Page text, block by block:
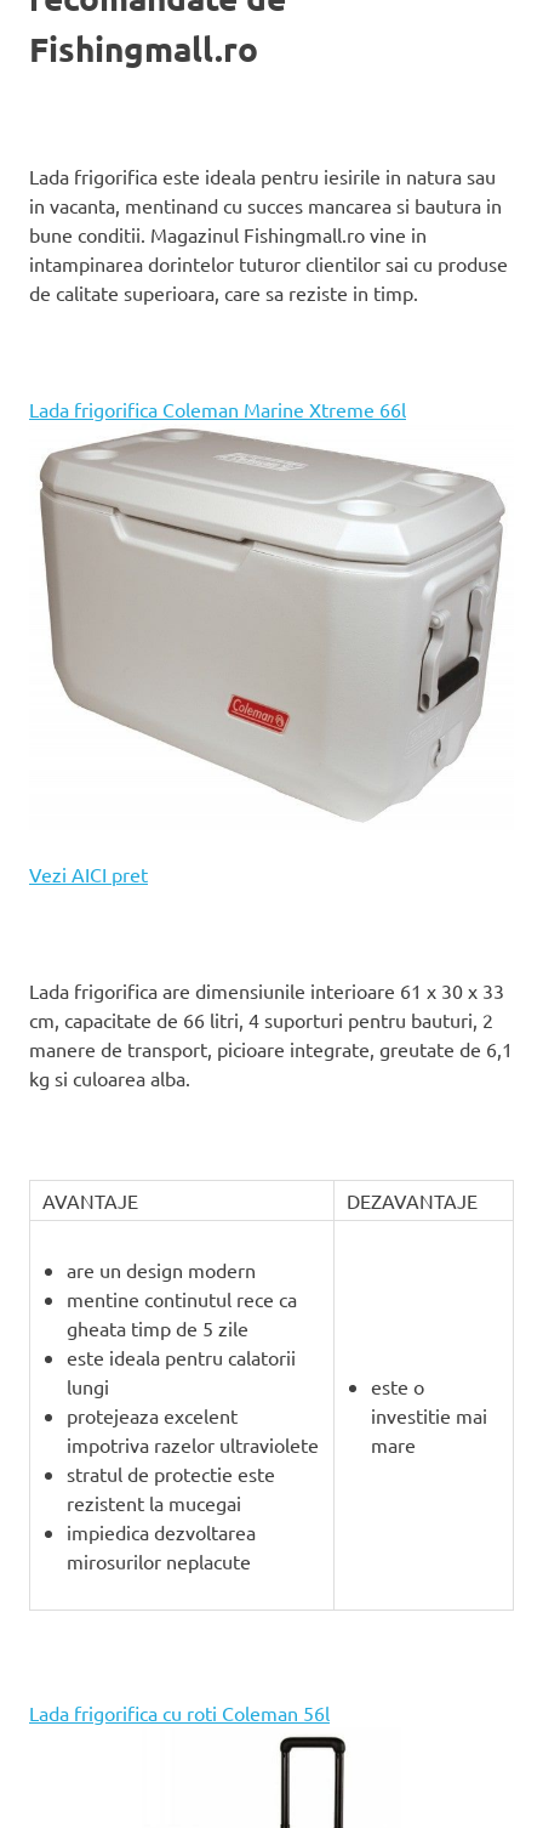
Fishingmall.ro
Lada frigorifica este ideala pentru iesirile in natura sau
in vacanta, mentinand cu succes mancarea si bautura in
bune conditii. Magazinul Fishingmall.ro vine in
intampinarea dorintelor tuturor clientilor sai cu produse
de calitate superioara, care sa reziste in timp.
Lada frigorifica Coleman Marine Xtreme 66l
Vezi AICI pret
Lada frigorifica are dimensiunile interioare 61 x 30 x 33
cm, capacitate de 66 litri, 4 suporturi pentru bauturi, 2
manere de transport, picioare integrate, greutate de 6,1
kg si culoarea alba.
AVANTAJE DEZAVANTAJE
are un design modern
mentine continutul rece ca
gheata timp de 5 zile
este ideala pentru calatorii
lungi
protejeaza excelent
impotriva razelor ultraviolete
stratul de protectie este
rezistent la mucegai
impiedica dezvoltarea
mirosurilor neplacute
este o
investitie mai
mare
Lada frigorifica cu roti Coleman 56l